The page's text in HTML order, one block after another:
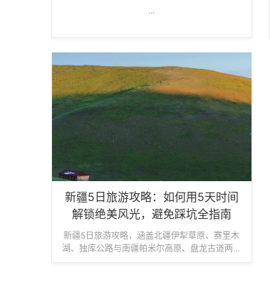
...
新疆5日旅游攻略：如何用5天时间
解锁绝美风光，避免踩坑全指南
新疆5日旅游攻略，涵盖北疆伊犁草原、赛里木
湖、独库公路与南疆帕米尔高原、盘龙古道两条